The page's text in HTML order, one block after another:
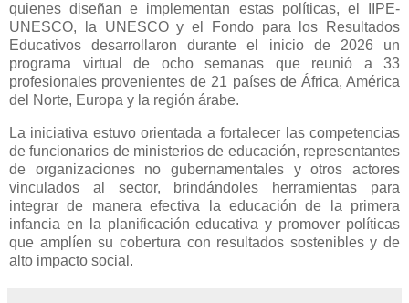
quienes diseñan e implementan estas políticas, el IIPE-
UNESCO, la UNESCO y el Fondo para los Resultados
Educativos desarrollaron durante el inicio de 2026 un
programa virtual de ocho semanas que reunió a 33
profesionales provenientes de 21 países de África, América
del Norte, Europa y la región árabe.
La iniciativa estuvo orientada a fortalecer las competencias
de funcionarios de ministerios de educación, representantes
de organizaciones no gubernamentales y otros actores
vinculados al sector, brindándoles herramientas para
integrar de manera efectiva la educación de la primera
infancia en la planificación educativa y promover políticas
que amplíen su cobertura con resultados sostenibles y de
alto impacto social.